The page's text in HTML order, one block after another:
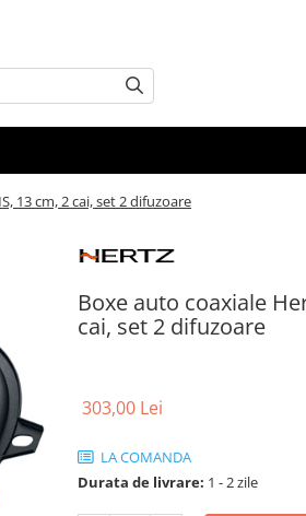
13 cm, 2 cai, set 2 difuzoare
Boxe auto coaxiale
cai, set 2 difuzoare
303,00 Lei
LA COMANDA
Durata de livrare: 1 - 2 zile